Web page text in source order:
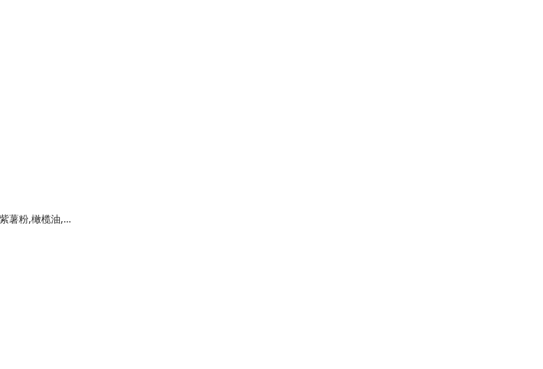
糯米粉（皮）,澄粉（皮）,纯牛奶（皮）,红豆沙,紫薯,椰蓉,白糖,紫薯粉,橄榄油,桂花